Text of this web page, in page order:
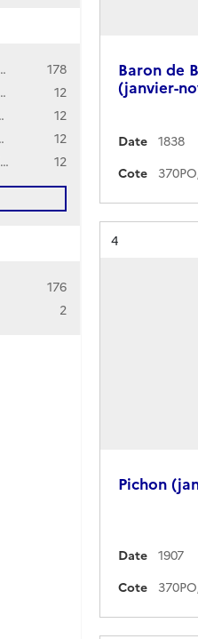
178
12
12
12
12
176
2
Baron de
(janvier-
Date 1838
Cote
Résultat n°
4
Pichon
Date 1907
Cote